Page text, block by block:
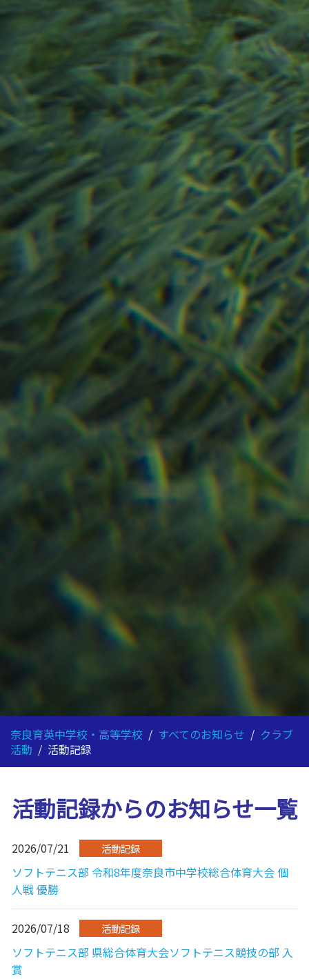
奈良育英中学校・高等学校 / すべてのお知らせ / クラブ
活動 / 活動記録
活動記録からのお知らせ一覧
2026/07/21 活動記録
ソフトテニス部 令和8年度奈良市中学校総合体育大会 個
人戦 優勝
2026/07/18 活動記録
ソフトテニス部 県総合体育大会ソフトテニス競技の部 入
賞